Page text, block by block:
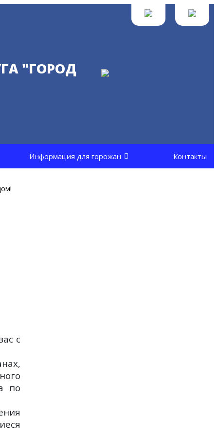
"ГОРОД
Информация для горожан Контакты
с
по